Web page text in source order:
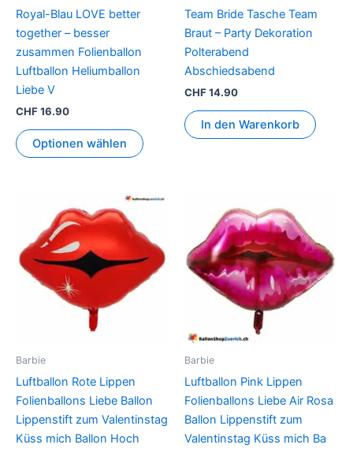
Royal-Blau LOVE better
together – besser
zusammen Folienballon
Luftballon Heliumballon
Liebe V
CHF16.90
Optionen wählen
Team Bride Tasche Team
Braut – Party Dekoration
Polterabend
Abschiedsabend
CHF14.90
In den Warenkorb
Barbie
Luftballon Rote Lippen
Folienballons Liebe Ballon
Lippenstift zum Valentinstag
Küss mich Ballon Hoch
Barbie
Luftballon Pink Lippen
Folienballons Liebe Air Rosa
Ballon Lippenstift zum
Valentinstag Küss mich Ba